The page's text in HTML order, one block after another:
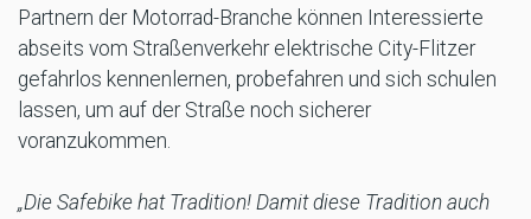
Partnern der Motorrad-Branche können Interessierte
abseits vom Straßenverkehr elektrische City-Flitzer
gefahrlos kennenlernen, probefahren und sich schulen
lassen, um auf der Straße noch sicherer
voranzukommen.
„Die Safebike hat Tradition! Damit diese Tradition auch